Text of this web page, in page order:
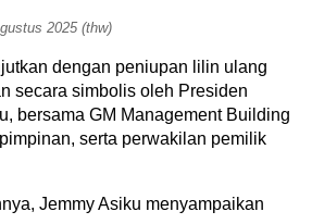
2025 (thw)
dengan peniupan lilin ulang
secara simbolis oleh Presiden
bersama GM Management Building
serta perwakilan pemilik
Jemmy Asiku menyampaikan